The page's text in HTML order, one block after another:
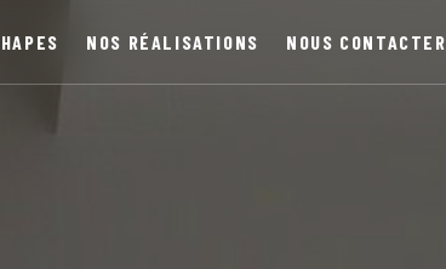
NOS RÉALISATIONS NOUS CONTACTER